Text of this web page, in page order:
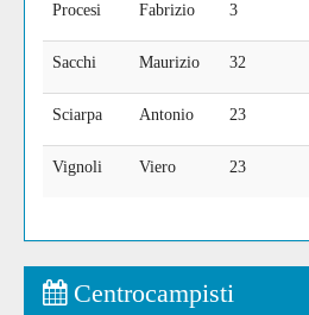
Procesi Fabrizio 3
Sacchi Maurizio 32
Sciarpa Antonio 23
Vignoli Viero 23
Centrocampisti